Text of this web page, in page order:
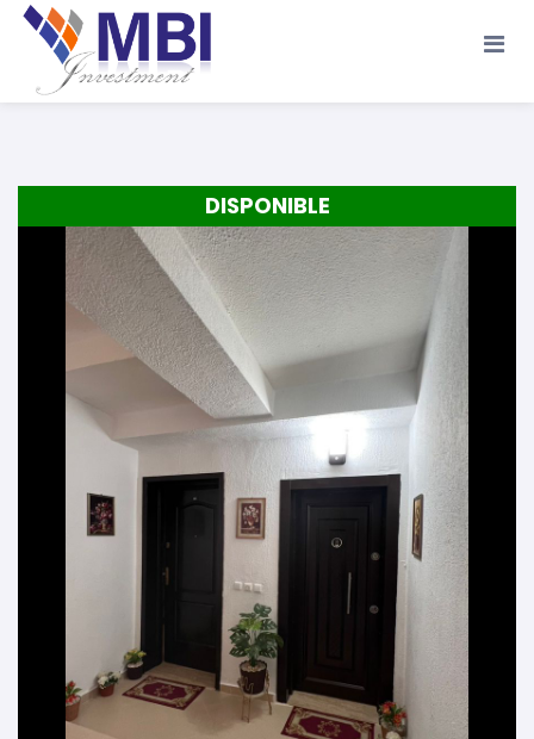
Terrains Location de Vacances Contact
DISPONIBLE